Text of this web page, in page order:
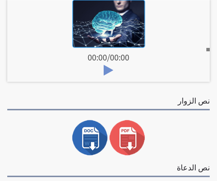
00:00/00:00
نص الزوار
نص الدعاة